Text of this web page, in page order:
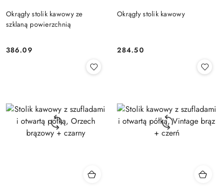
Okrągły stolik kawowy ze
szklaną powierzchnią
Cena:
386.09
Okrągły stolik kawowy
Cena:
284.50